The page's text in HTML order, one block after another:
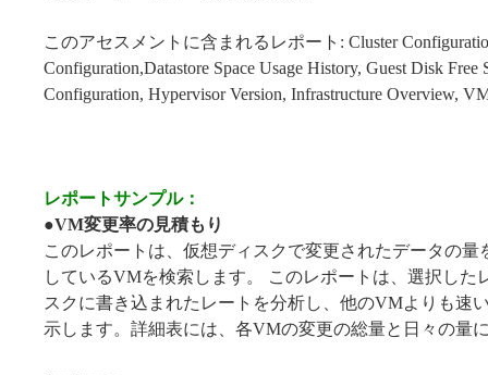
このアセスメントに含まれるレポート: Cluster
Configuration,Datastore Space Usage History, Guest Disk Free
Configuration, Hypervisor Version, Infrastructure Overview,
レポートサンプル：
●VM変更率の見積もり
このレポートは、仮想ディスクで変更されたデータの
しているVMを検索します。 このレポートは、選択した
スクに書き込まれたレートを分析し、他のVMよりも速
示します。詳細表には、各VMの変更の総量と日々の量